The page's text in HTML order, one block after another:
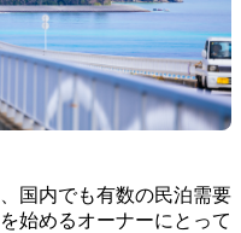
国内でも有数の民泊需要
始めるオーナーにとって